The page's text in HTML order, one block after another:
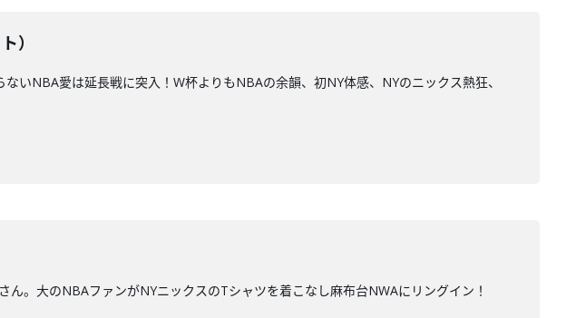
）
いNBA愛は延長戦に突入！W杯よりもNBAの余韻、初NY体感、NYのニックス熱狂、
。大のNBAファンがNYニックスのTシャツを着こなし麻布台NWAにリングイン！